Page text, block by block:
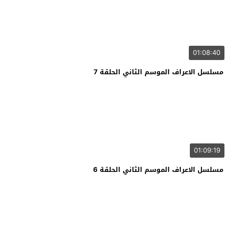
01:08:40
مسلسل الاعراف الموسم الثاني الحلقة 7
01:09:19
مسلسل الاعراف الموسم الثاني الحلقة 6